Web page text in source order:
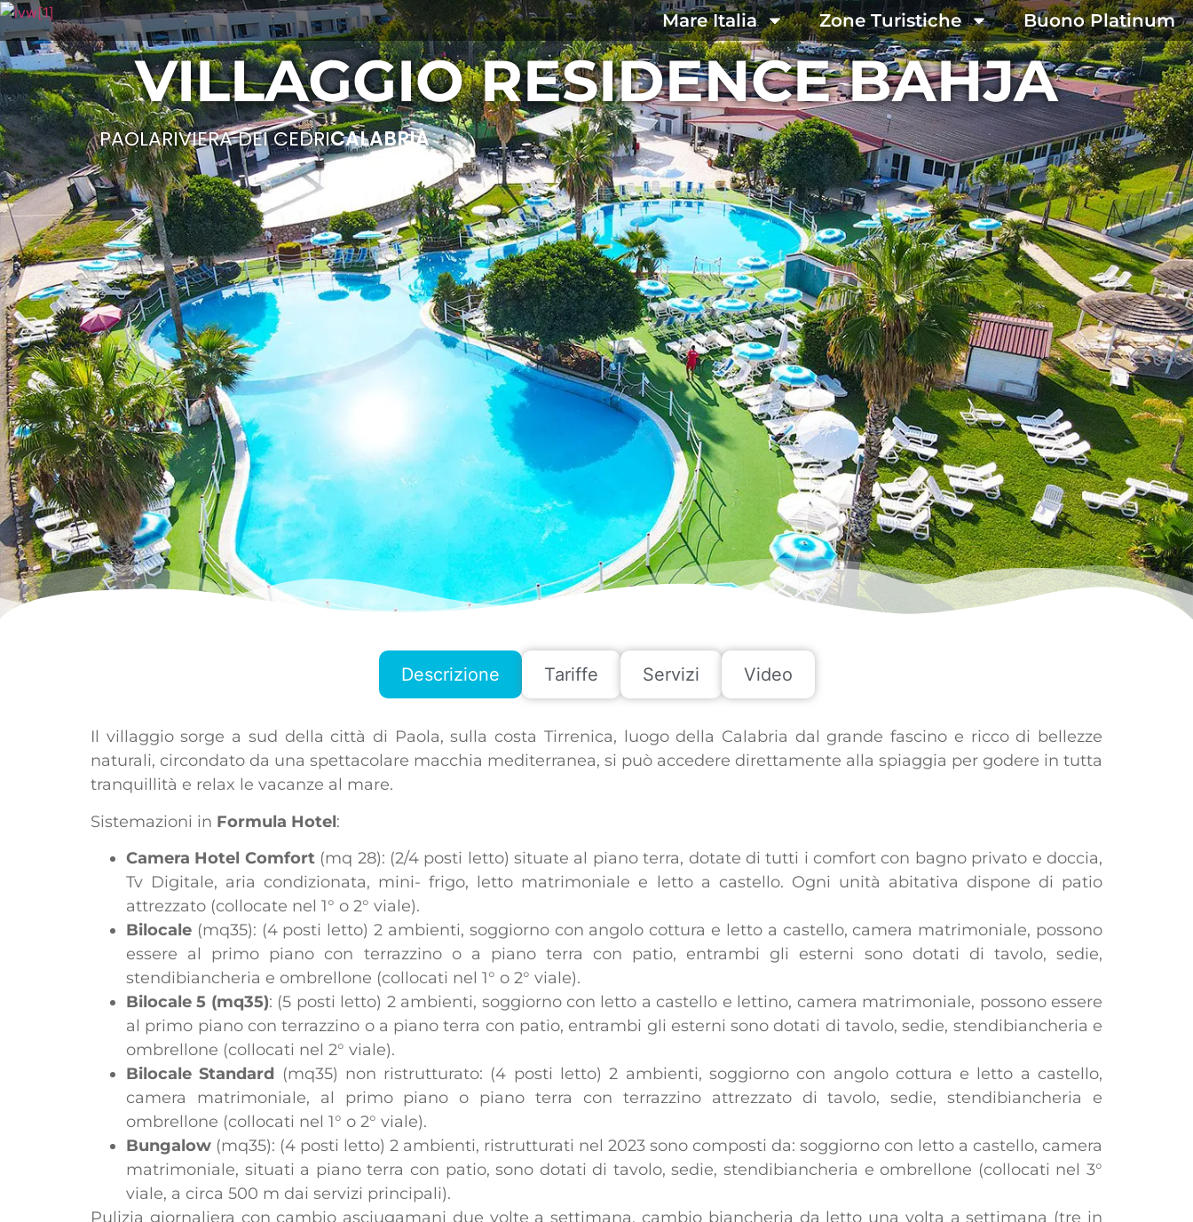
Mare Italia Zone Turistiche Buono Platinum
VILLAGGIO RESIDENCE BAHJA
PAOLARIVIERA DEI CEDRICALABRIA
Descrizione Tariffe Servizi Video
Il villaggio sorge a sud della città di Paola, sulla costa Tirrenica, luogo della Calabria dal grande fascino e ricco di bellezze
naturali, circondato da una spettacolare macchia mediterranea, si può accedere direttamente alla spiaggia per godere in tutta
tranquillità e relax le vacanze al mare.
Sistemazioni in Formula Hotel:
Camera Hotel Comfort(mq 28): (2/4 posti letto) situate al piano terra, dotate di tutti i comfort con bagno privato e doccia,
Tv Digitale, aria condizionata, mini- frigo, letto matrimoniale e letto a castello. Ogni unità abitativa dispone di patio
attrezzato (collocate nel 1° o 2° viale).
Bilocale (mq35): (4 posti letto) 2 ambienti, soggiorno con angolo cottura e letto a castello, camera matrimoniale, possono
essere al primo piano con terrazzino o a piano terra con patio, entrambi gli esterni sono dotati di tavolo, sedie,
stendibiancheria e ombrellone (collocati nel 1° o 2° viale).
Bilocale 5 (mq35): (5 posti letto) 2 ambienti, soggiorno con letto a castello e lettino, camera matrimoniale, possono essere
al primo piano con terrazzino o a piano terra con patio, entrambi gli esterni sono dotati di tavolo, sedie, stendibiancheria e
ombrellone (collocati nel 2° viale).
Bilocale Standard (mq35) non ristrutturato: (4 posti letto) 2 ambienti, soggiorno con angolo cottura e letto a castello,
camera matrimoniale, al primo piano o piano terra con terrazzino attrezzato di tavolo, sedie, stendibiancheria e
ombrellone (collocati nel 1° o 2° viale).
Bungalow (mq35): (4 posti letto) 2 ambienti, ristrutturati nel 2023 sono composti da: soggiorno con letto a castello, camera
matrimoniale, situati a piano terra con patio, sono dotati di tavolo, sedie, stendibiancheria e ombrellone (collocati nel 3°
viale, a circa 500 m dai servizi principali).
Pulizia giornaliera con cambio asciugamani due volte a settimana, cambio biancheria da letto una volta a settimana (tre in